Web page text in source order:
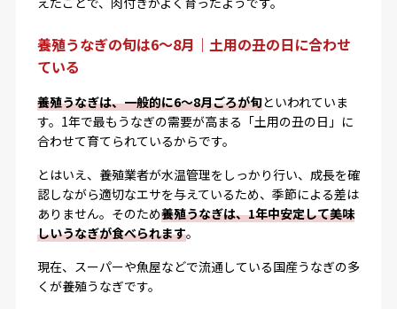
養殖うなぎの旬は6～8月｜土用の丑の日に合わせ
ている
養殖うなぎは、一般的に6～8月ごろが旬といわれていま
す。1年で最もうなぎの需要が高まる「土用の丑の日」に
合わせて育てられているからです。
とはいえ、養殖業者が水温管理をしっかり行い、成長を確
認しながら適切なエサを与えているため、季節による差は
ありません。そのため養殖うなぎは、1年中安定して美味
しいうなぎが食べられます。
現在、スーパーや魚屋などで流通している国産うなぎの多
くが養殖うなぎです。